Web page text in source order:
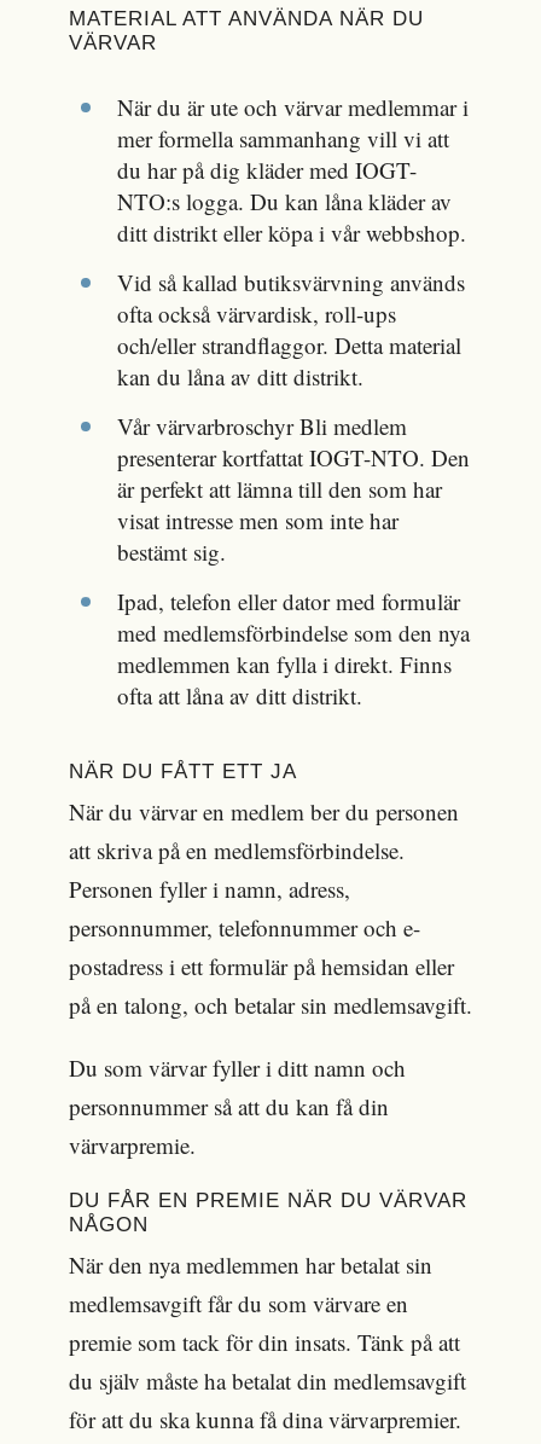
MATERIAL ATT ANVÄNDA NÄR DU
VÄRVAR
När du är ute och värvar medlemmar i
mer formella sammanhang vill vi att
du har på dig kläder med IOGT-
NTO:s logga. Du kan låna kläder av
ditt distrikt eller köpa i vår webbshop.
Vid så kallad butiksvärvning används
ofta också värvardisk, roll-ups
och/eller strandflaggor. Detta material
kan du låna av ditt distrikt.
Vår värvarbroschyr Bli medlem
presenterar kortfattat IOGT-NTO. Den
är perfekt att lämna till den som har
visat intresse men som inte har
bestämt sig.
Ipad, telefon eller dator med formulär
med medlemsförbindelse som den nya
medlemmen kan fylla i direkt. Finns
ofta att låna av ditt distrikt.
NÄR DU FÅTT ETT JA
När du värvar en medlem ber du personen
att skriva på en medlemsförbindelse.
Personen fyller i namn, adress,
personnummer, telefonnummer och e-
postadress i ett formulär på hemsidan eller
på en talong, och betalar sin medlemsavgift.
Du som värvar fyller i ditt namn och
personnummer så att du kan få din
värvarpremie.
DU FÅR EN PREMIE NÄR DU VÄRVAR
NÅGON
När den nya medlemmen har betalat sin
medlemsavgift får du som värvare en
premie som tack för din insats. Tänk på att
du själv måste ha betalat din medlemsavgift
för att du ska kunna få dina värvarpremier.